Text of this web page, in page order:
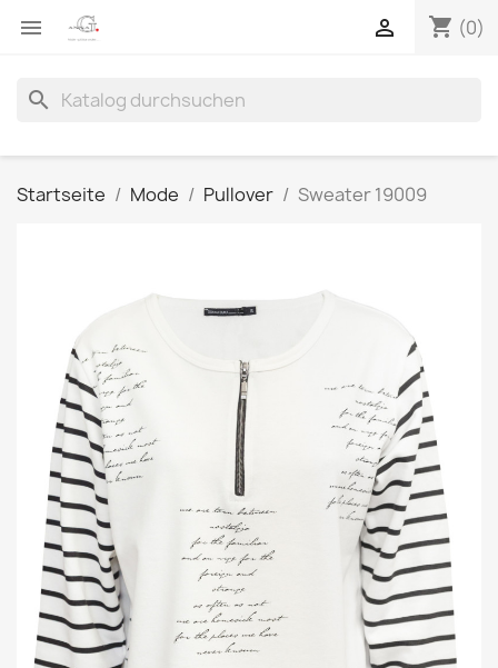
 shopping_cart (0)

search
Startseite Mode Pullover Sweater 19009